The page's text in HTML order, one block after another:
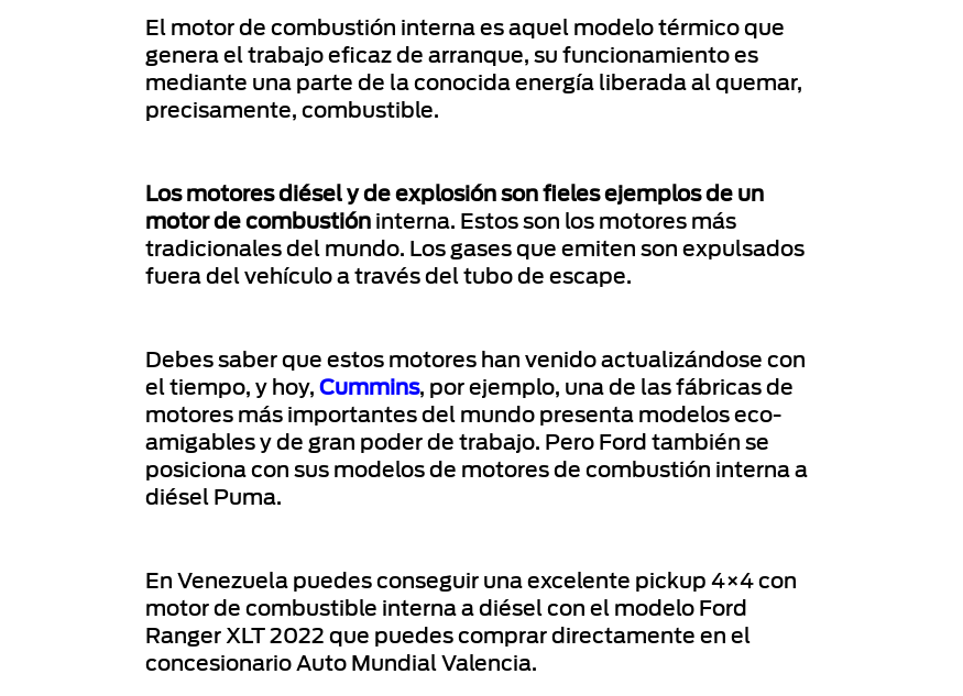
El motor de combustión interna es aquel modelo térmico que
genera el trabajo eficaz de arranque, su funcionamiento es
mediante una parte de la conocida energía liberada al quemar,
precisamente, combustible.
Los motores diésel y de explosión son fieles ejemplos de un
motor de combustióninterna. Estos son los motores más
tradicionales del mundo. Los gases que emiten son expulsados
fuera del vehículo a través del tubo de escape.
Debes saber que estos motores han venido actualizándose con
el tiempo, y hoy, Cummins, por ejemplo, una de las fábricas de
motores más importantes del mundo presenta modelos eco-
amigables y de gran poder de trabajo. Pero Ford también se
posiciona con sus modelos de motores de combustión interna a
diésel Puma.
En Venezuela puedes conseguir una excelente pickup 4×4 con
motor de combustible interna a diésel con el modelo Ford
Ranger XLT 2022 que puedes comprar directamente en el
concesionario Auto Mundial Valencia.